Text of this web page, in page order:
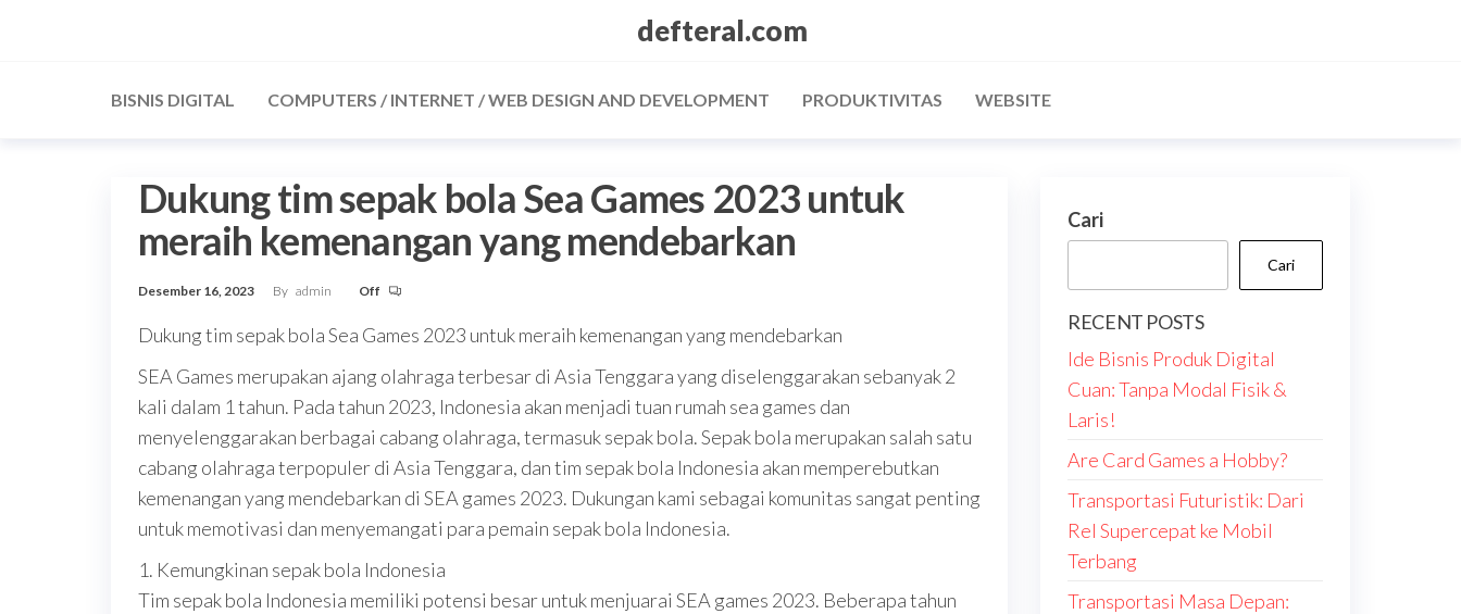
defteral.com
BISNIS DIGITAL COMPUTERS / INTERNET / WEB DESIGN AND DEVELOPMENT PRODUKTIVITAS WEBSITE
Dukung tim sepak bola Sea Games 2023 untuk
meraih kemenangan yang mendebarkan
Desember 16, 2023 By admin Off
Dukung tim sepak bola Sea Games 2023 untuk meraih kemenangan yang mendebarkan
SEA Games merupakan ajang olahraga terbesar di Asia Tenggara yang diselenggarakan sebanyak 2
kali dalam 1 tahun. Pada tahun 2023, Indonesia akan menjadi tuan rumah sea games dan
menyelenggarakan berbagai cabang olahraga, termasuk sepak bola. Sepak bola merupakan salah satu
cabang olahraga terpopuler di Asia Tenggara, dan tim sepak bola Indonesia akan memperebutkan
kemenangan yang mendebarkan di SEA games 2023. Dukungan kami sebagai komunitas sangat penting
untuk memotivasi dan menyemangati para pemain sepak bola Indonesia.
1. Kemungkinan sepak bola Indonesia
Tim sepak bola Indonesia memiliki potensi besar untuk menjuarai SEA games 2023. Beberapa tahun
Cari
Cari
RECENT POSTS
Ide Bisnis Produk Digital
Cuan: Tanpa Modal Fisik &
Laris!
Are Card Games a Hobby?
Transportasi Futuristik: Dari
Rel Supercepat ke Mobil
Terbang
Transportasi Masa Depan: